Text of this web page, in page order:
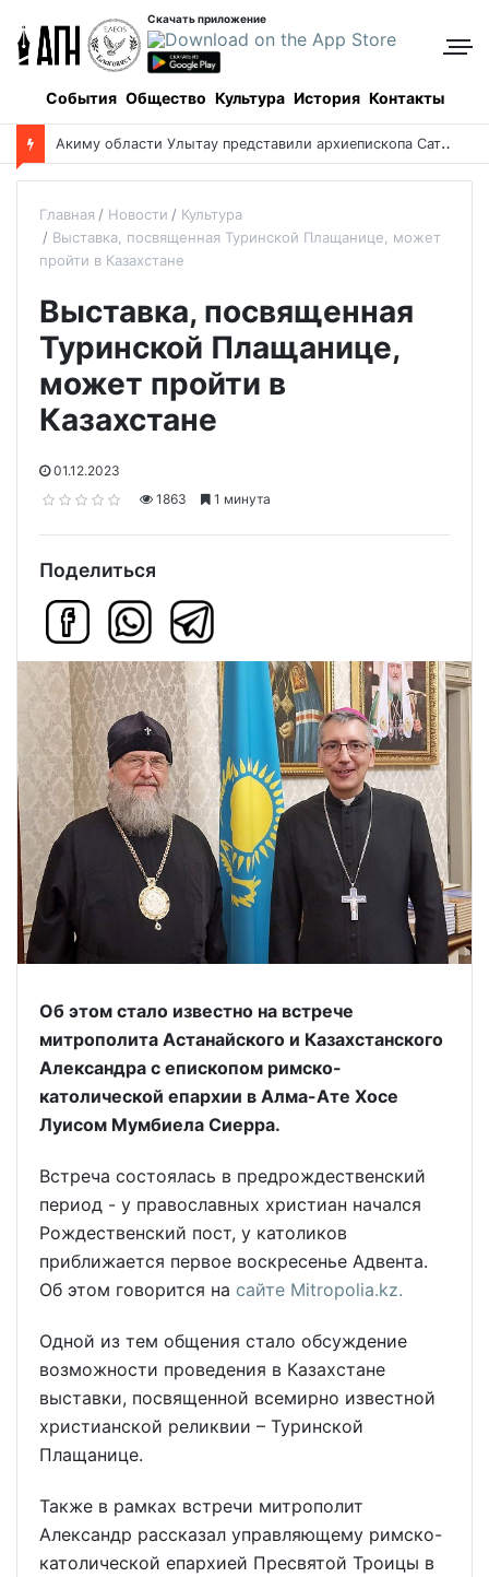
Скачать приложение
События Общество Культура История Контакты
А
киму области Улытау представили архиепископа Сатпаевского
Главная Новости
Культура
Выставка, посвященная Туринской Плащанице, может
пройти в Казахстане
Выставка, посвященная
Туринской Плащанице,
может пройти в
Казахстане
01.12.2023
1863
1 минута
Поделиться
Об этом стало известно на встрече
митрополита Астанайского и Казахстанского
Александра с епископом римско-
католической епархии в Алма-Ате Хосе
Луисом Мумбиела Сиерра.
Встреча состоялась в предрождественский
период - у православных христиан начался
Рождественский пост, у католиков
приближается первое воскресенье Адвента.
Об этом говорится на сайте Mitropolia.kz.
Одной из тем общения стало обсуждение
возможности проведения в Казахстане
выставки, посвященной всемирно известной
христианской реликвии – Туринской
Плащанице.
Также в рамках встречи митрополит
Александр рассказал управляющему римско-
католической епархией Пресвятой Троицы в